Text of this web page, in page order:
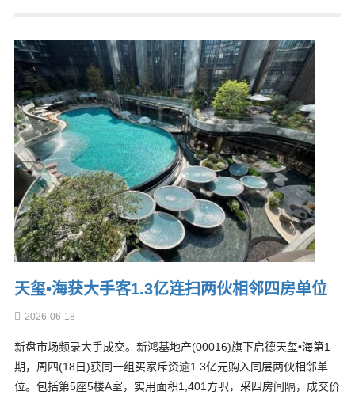
天玺•海获大手客1.3亿连扫两伙相邻四房单位
2026-06-18
新盘市场频录大手成交。新鸿基地产(00016)旗下启德天玺•海第1
期，周四(18日)获同一组买家斥资逾1.3亿元购入同层两伙相邻单
位。包括第5座5楼A室，实用面积1,401方呎，采四房间隔，成交价